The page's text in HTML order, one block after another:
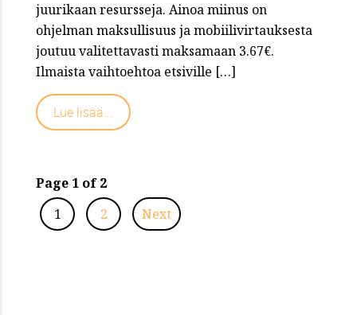
juurikaan resursseja. Ainoa miinus on
ohjelman maksullisuus ja mobiilivirtauksesta
joutuu valitettavasti maksamaan 3.67€.
Ilmaista vaihtoehtoa etsiville […]
Lue lisää...
Page 1 of 2
1
2 Next